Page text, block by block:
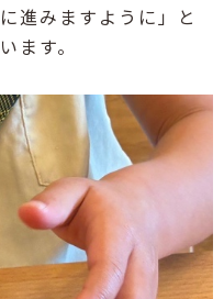
進みますように」と
ます。